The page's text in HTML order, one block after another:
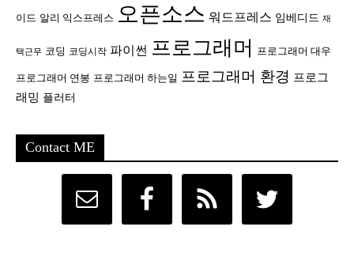
이드 알리 익스프레스 오픈소스 워드프레스 임베디드 재
택근무 코딩 코딩시작 파이썬 프로그래머 프로그래머 대우
프로그래머 연봉 프로그래머 하는일 프로그래머 환경 프로그
래밍 플러터
Contact ME